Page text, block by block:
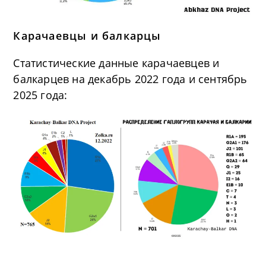
Карачаевцы и балкарцы
Статистические данные карачаевцев и
балкарцев на декабрь 2022 года и сентябрь
2025 года: